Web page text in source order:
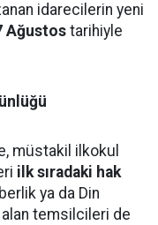
idarecilerin yeni
Ağustostarihiyle
müstakil ilkokul
ilk sıradaki hak
ya da Din
temsilcileri de